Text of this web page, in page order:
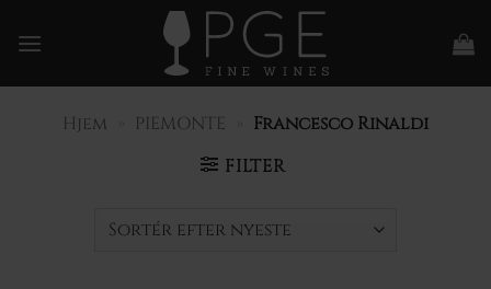
til
Hjem PIEMONTE
Francesco Rinaldi
FILTER